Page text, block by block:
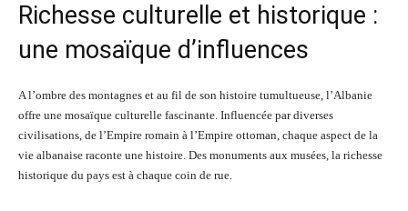
Richesse culturelle et historique :
une mosaïque d’influences
A l’ombre des montagnes et au fil de son histoire tumultueuse, l’Albanie
offre une mosaïque culturelle fascinante. Influencée par diverses
civilisations, de l’Empire romain à l’Empire ottoman, chaque aspect de la
vie albanaise raconte une histoire. Des monuments aux musées, la richesse
historique du pays est à chaque coin de rue.